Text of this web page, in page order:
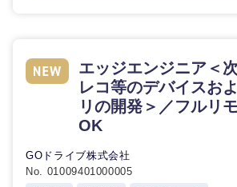
エッジエンジニア＜
レコ等のデバイスお
リの開発＞／フルリ
OK
GOドライブ株式会社
No. 01009401000005